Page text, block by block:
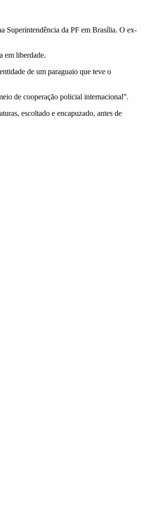
Superintendência da PF em Brasília. O ex-
em liberdade.
de um paraguaio que teve o
de cooperação policial internacional”.
escoltado e encapuzado, antes de